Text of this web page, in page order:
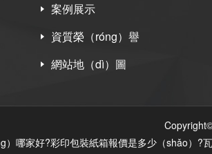
案例展示
資質榮（róng）譽
網站地（dì）圖
）哪家好?彩印包裝紙箱報價是多少（shǎo）